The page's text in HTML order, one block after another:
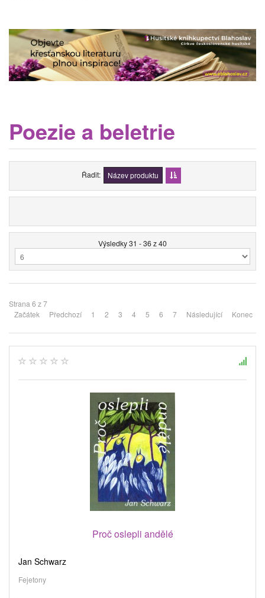
Poezie a beletrie
Řadit Název produktu
Výsledky 31 - 36 z 40
Strana 6 z 7
Začátek
Předchozí 1 2 3 4 5 6 7 Následující Konec
Proč oslepli andělé
Jan Schwarz
Fejetony